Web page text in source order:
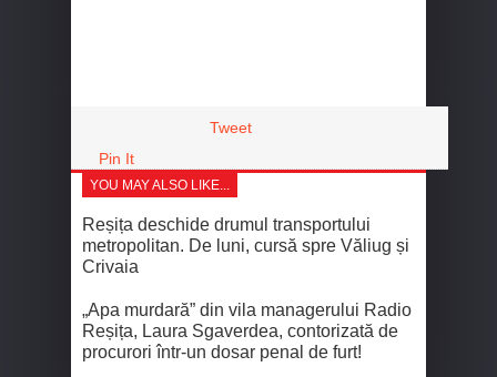
Tweet
Pin It
YOU MAY ALSO LIKE...
Reșița deschide drumul transportului
metropolitan. De luni, cursă spre Văliug și
Crivaia
„Apa murdară” din vila managerului Radio
Reșița, Laura Sgaverdea, contorizată de
procurori într-un dosar penal de furt!